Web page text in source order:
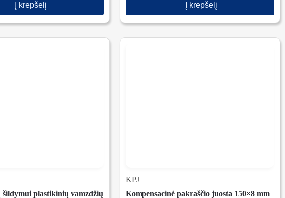
Į krepšelį Į krepšelį
šildymui plastikinių vamzdžių
KPJ
Kompensacinė pakraščio juosta 150×8 mm